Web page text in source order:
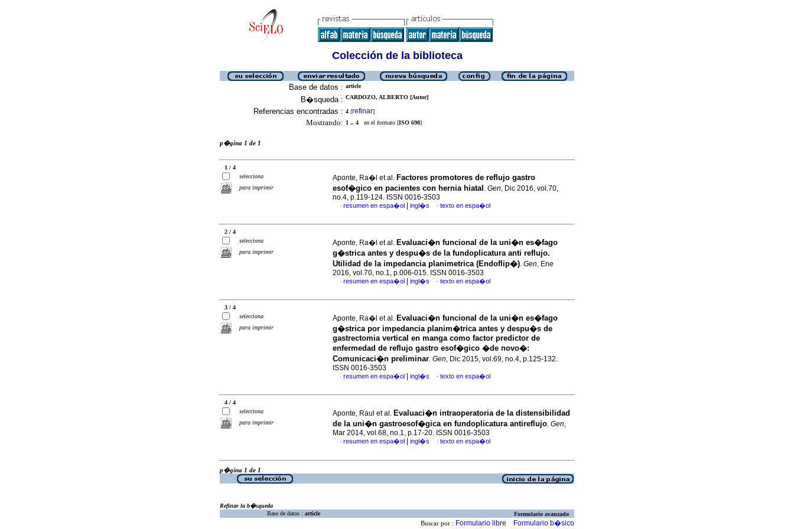
Colección de la biblioteca
Base de datos : article
B�squeda : CARDOZO, ALBERTO [Autor]
Referencias encontradas : 4 [refinar]
Mostrando: 1 .. 4 en el formato [ISO 690]
p�gina 1 de 1
1 / 4
selecciona
para imprimir
Aponte, Ra�l et al. Factores promotores de reflujo gastro
esof�gico en pacientes con hernia hiatal . Gen, Dic 2016, vol.70,
no.4, p.119-124. ISSN 0016-3503
· resumen en espa�ol ingl�s · texto en espa�ol
2 / 4
selecciona
para imprimir
Aponte, Ra�l et al. Evaluaci�n funcional de la uni�n es�fago
g�strica antes y despu�s de la fundoplicatura anti reflujo.
Utilidad de la impedancia planimetrica (Endoflip�). Gen, Ene
2016, vol.70, no.1, p.006-015. ISSN 0016-3503
· resumen en espa�ol ingl�s · texto en espa�ol
3 / 4
selecciona
para imprimir
Aponte, Ra�l et al. Evaluaci�n funcional de la uni�n es�fago
g�strica por impedancia planim�trica antes y despu�s de
gastrectomia vertical en manga como factor predictor de
enfermedad de reflujo gastro esof�gico �de novo�:
Comunicaci�n preliminar. Gen, Dic 2015, vol.69, no.4, p.125-132.
ISSN 0016-3503
· resumen en espa�ol ingl�s · texto en espa�ol
4 / 4
selecciona
para imprimir
Aponte, Raul et al. Evaluaci�n intraoperatoria de la distensibilidad
de la uni�n gastroesof�gica en fundoplicatura antireflujo. Gen,
Mar 2014, vol.68, no.1, p.17-20. ISSN 0016-3503
· resumen en espa�ol ingl�s · texto en espa�ol
p�gina 1 de 1
Refinar la b�squeda
Base de datos : article Formulario avanzado
Buscar por : Formulario libre Formulario b�sico